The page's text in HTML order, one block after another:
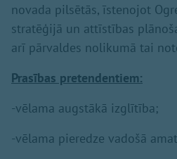
novada pilsētās, īstenojot
stratēģijā un attīstības
arī pārvaldes nolikumā tai
Prasības pretendentiem:
-vēlama augstākā izglītība;
-vēlama pieredze vadošā